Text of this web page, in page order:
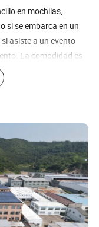
en mochilas,
si se embarca en un
asiste a un evento
La comodidad es
justo eso. El diseño
en la espalda, lo
de sus actividades al
evitando las
los calurosos
y nuestra silla
y pies
terrenos. Puede
incluso en
con un práctico
al alcance.